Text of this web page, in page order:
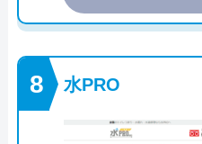
水PRO